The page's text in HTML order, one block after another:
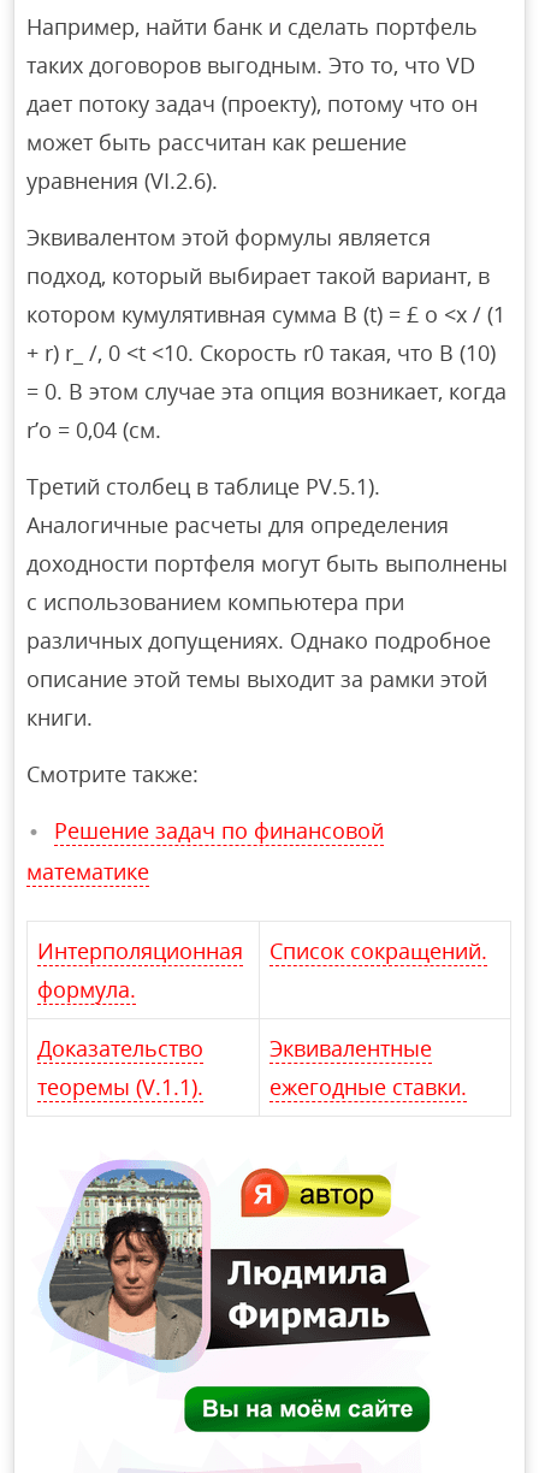
Например, найти банк и сделать портфель
таких договоров выгодным. Это то, что VD
дает потоку задач (проекту), потому что он
может быть рассчитан как решение
уравнения (VI.2.6).
Эквивалентом этой формулы является
подход, который выбирает такой вариант, в
котором кумулятивная сумма B (t) = £ o <x / (1
+ r) r_ /, 0 <t <10. Скорость r0 такая, что B (10)
= 0. В этом случае эта опция возникает, когда
r’o = 0,04 (см.
Третий столбец в таблице PV.5.1).
Аналогичные расчеты для определения
доходности портфеля могут быть выполнены
с использованием компьютера при
различных допущениях. Однако подробное
описание этой темы выходит за рамки этой
книги.
Смотрите также:
Решение задач по финансовой
математике
Интерполяционная
формула.
Список сокращений.
Доказательство
теоремы (V.1.1).
Эквивалентные
ежегодные ставки.